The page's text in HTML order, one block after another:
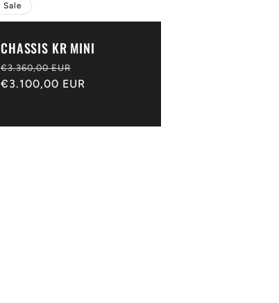
Sale
CHASSIS KR MINI
Normaler
Preis
€3.360,00 EUR
€3.100,00 EUR